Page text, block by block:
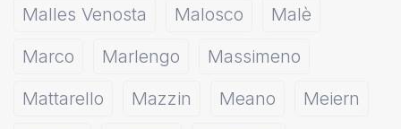
Malles Venosta
Malosco
Malè
Marco
Marlengo
Massimeno
Mattarello
Mazzin Meano
Meiern